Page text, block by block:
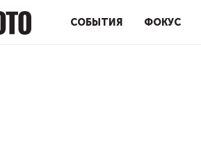
СОБЫТИЯ ФОКУС